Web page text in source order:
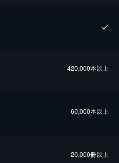
420,000本以上
60,000本以上
20,000冊以上